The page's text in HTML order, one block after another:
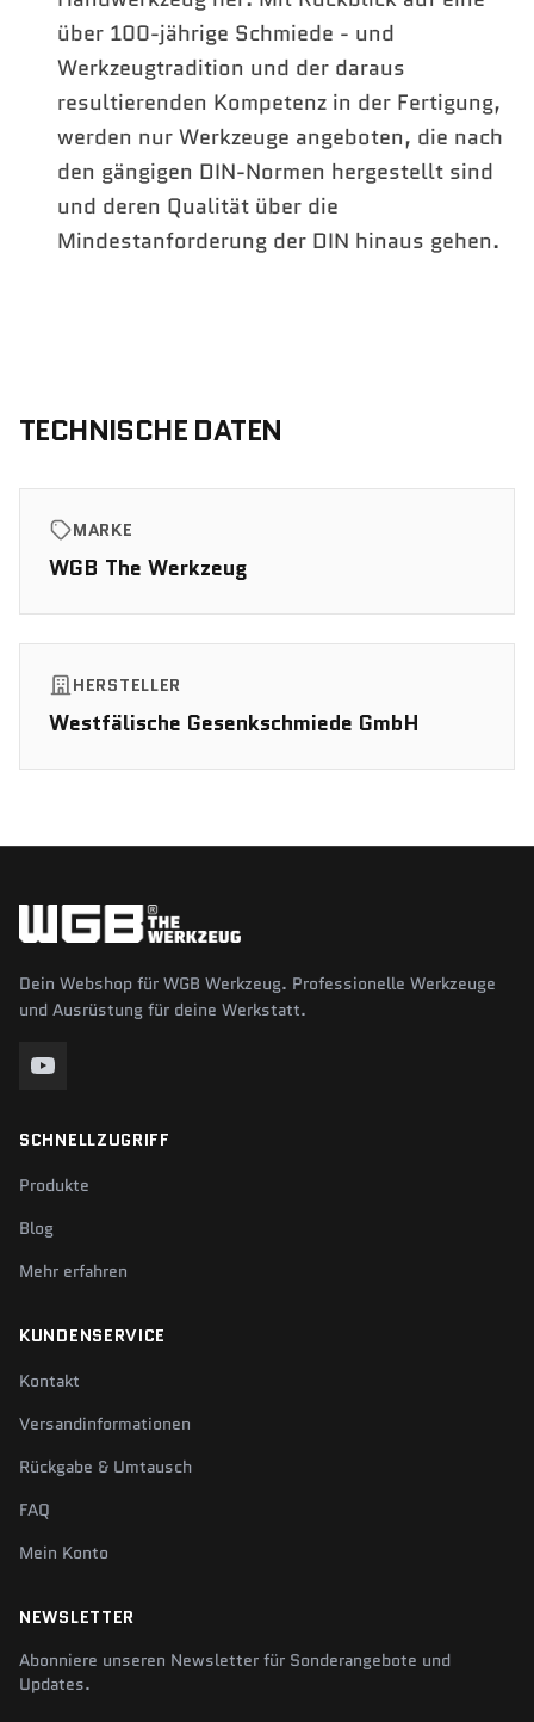
über 100-jährige Schmiede - und
Werkzeugtradition und der daraus
resultierenden Kompetenz in der Fertigung,
werden nur Werkzeuge angeboten, die nach
den gängigen DIN-Normen hergestellt sind
und deren Qualität über die
Mindestanforderung der DIN hinaus gehen.
TECHNISCHE DATEN
MARKE
WGB The Werkzeug
HERSTELLER
Westfälische Gesenkschmiede GmbH
Dein Webshop für WGB Werkzeug. Professionelle Werkzeuge
und Ausrüstung für deine Werkstatt.
SCHNELLZUGRIFF
Produkte
Blog
Mehr erfahren
KUNDENSERVICE
Kontakt
Versandinformationen
Rückgabe & Umtausch
FAQ
Mein Konto
NEWSLETTER
Abonniere unseren Newsletter für Sonderangebote und
Updates.